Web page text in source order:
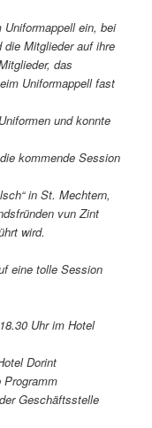
ein, bei
Mitglieder auf ihre
das
Uniformappell fast
und konnte
kommende Session
in St. Mechtern,
vun Zint
wird.
eine tolle Session
Uhr im Hotel
Dorint
Programm
Geschäftsstelle